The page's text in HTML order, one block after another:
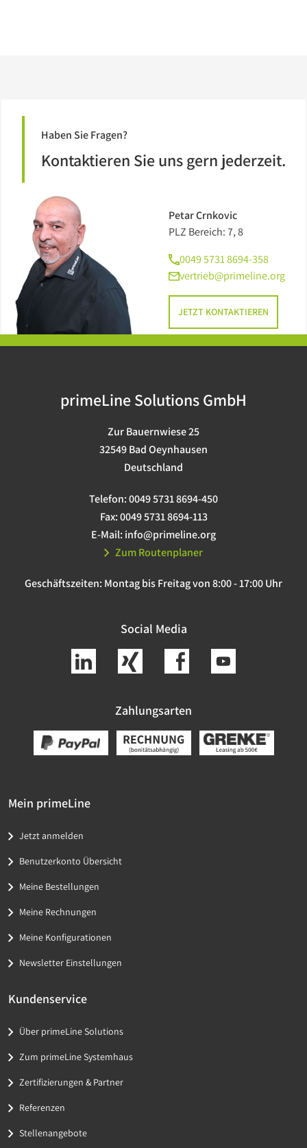
Haben Sie Fragen?
Kontaktieren Sie uns gern jederzeit.
Petar Crnkovic
PLZ Bereich: 7, 8
0049 5731 8694-358
vertrieb@primeline.org
JETZT KONTAKTIEREN
primeLine Solutions GmbH
Zur Bauernwiese 25
32549 Bad Oeynhausen
Deutschland
Telefon:0049 5731 8694-450
Fax:0049 5731 8694-113
E-Mail: info@primeline.org
Zum Routenplaner
Geschäftszeiten: Montag bis Freitag von 8:00 - 17:00 Uhr
Social Media
Zahlungsarten
Mein primeLine
Jetzt anmelden
Benutzerkonto Übersicht
Meine Bestellungen
Meine Rechnungen
Meine Konfigurationen
Newsletter Einstellungen
Kundenservice
Über primeLine Solutions
Zum primeLine Systemhaus
Zertifizierungen & Partner
Referenzen
Stellenangebote